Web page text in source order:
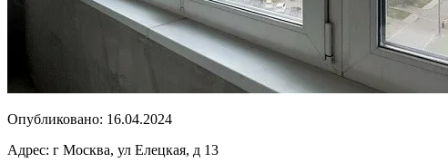
Опубликовано: 16.04.2024
Адрес: г Москва, ул Елецкая, д 13